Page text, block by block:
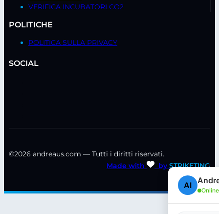
VERIFICA INCUBATORI CO2
POLITICHE
POLITICA SULLA PRIVACY
SOCIAL
©2026 andreaus.com — Tutti i diritti riservati.
Made with
by STRIKETING